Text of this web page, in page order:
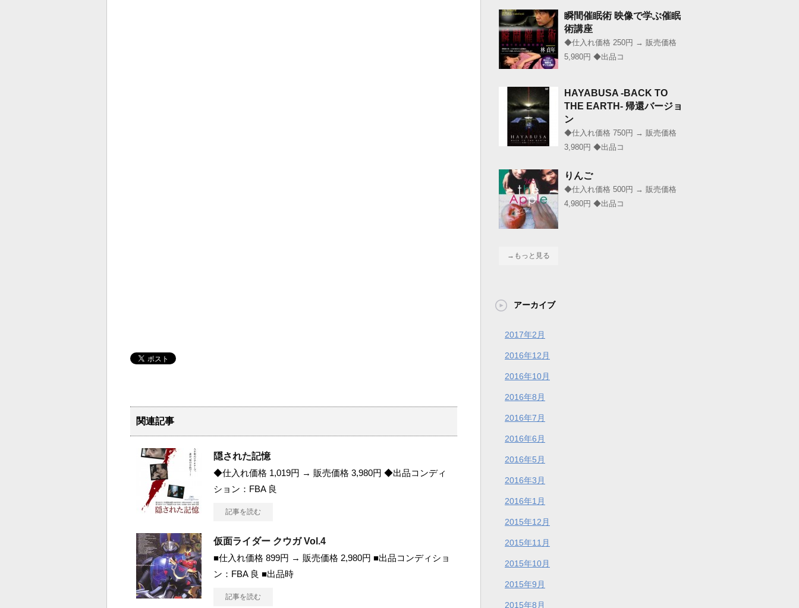
関連記事
隠された記憶
◆仕入れ価格 1,019円 → 販売価格 3,980円 ◆出品コンディ
ション：FBA 良
記事を読む
仮面ライダー クウガ Vol.4
■仕入れ価格 899円 → 販売価格 2,980円 ■出品コンディショ
ン：FBA 良 ■出品時
記事を読む
瞬間催眠術 映像で学ぶ催眠
術講座
◆仕入れ価格 250円 → 販売価格
5,980円 ◆出品コ
HAYABUSA -BACK TO
THE EARTH- 帰還バージョ
ン
◆仕入れ価格 750円 → 販売価格
3,980円 ◆出品コ
りんご
◆仕入れ価格 500円 → 販売価格
4,980円 ◆出品コ
→もっと見る
アーカイブ
2017年2月
2016年12月
2016年10月
2016年8月
2016年7月
2016年6月
2016年5月
2016年3月
2016年1月
2015年12月
2015年11月
2015年10月
2015年9月
2015年8月